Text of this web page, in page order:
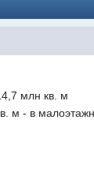
млн кв. м
м - в